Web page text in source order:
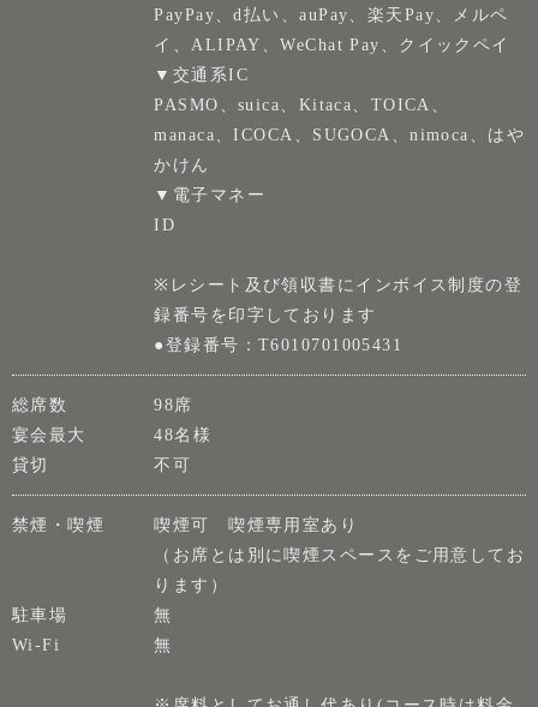
PayPay、d払い、auPay、楽天Pay、メルペ
イ、ALIPAY、WeChat Pay、クイックペイ
▼交通系IC
PASMO、suica、Kitaca、TOICA、
manaca、ICOCA、SUGOCA、nimoca、はや
かけん
▼電子マネー
ID
※レシート及び領収書にインボイス制度の登
録番号を印字しております
●登録番号：T6010701005431
総席数
98席
宴会最大
48名様
貸切
不可
禁煙・喫煙
喫煙可 喫煙専用室あり
（お席とは別に喫煙スペースをご用意してお
ります）
駐車場
無
Wi-Fi
無